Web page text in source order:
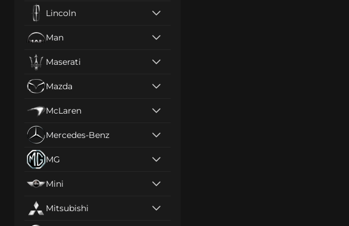
Lincoln
Man
Maserati
Mazda
McLaren
Mercedes-Benz
MG
Mini
Mitsubishi